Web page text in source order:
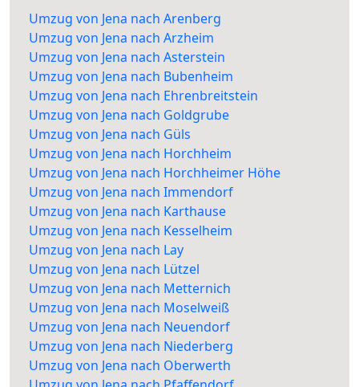
Umzug von Jena nach Arenberg
Umzug von Jena nach Arzheim
Umzug von Jena nach Asterstein
Umzug von Jena nach Bubenheim
Umzug von Jena nach Ehrenbreitstein
Umzug von Jena nach Goldgrube
Umzug von Jena nach Güls
Umzug von Jena nach Horchheim
Umzug von Jena nach Horchheimer Höhe
Umzug von Jena nach Immendorf
Umzug von Jena nach Karthause
Umzug von Jena nach Kesselheim
Umzug von Jena nach Lay
Umzug von Jena nach Lützel
Umzug von Jena nach Metternich
Umzug von Jena nach Moselweiß
Umzug von Jena nach Neuendorf
Umzug von Jena nach Niederberg
Umzug von Jena nach Oberwerth